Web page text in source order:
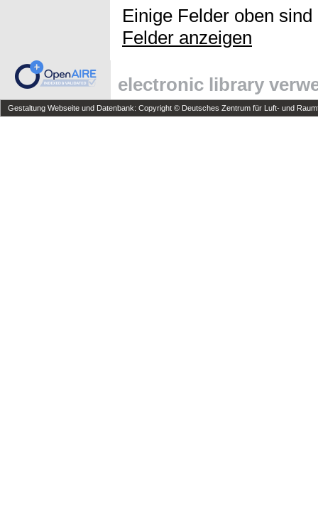
Einige Felder oben
Felder anzeigen
electronic library
Gestaltung Webseite und Datenbank: Copyright © Deutsches Zentrum für Luft- und